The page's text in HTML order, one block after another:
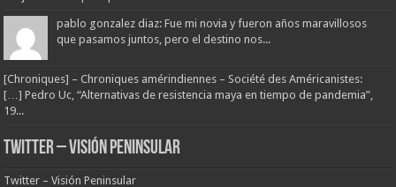
pablo gonzalez diaz: Fue mi novia y fueron años maravillosos
que pasamos juntos, pero el destino nos...
[Chroniques] – Chroniques amérindiennes – Société des Américanistes:
[…] Pedro Uc, “Alternativas de resistencia maya en tiempo de pandemia”,
19...
Twitter – Visión Peninsular
Twitter – Visión Peninsular